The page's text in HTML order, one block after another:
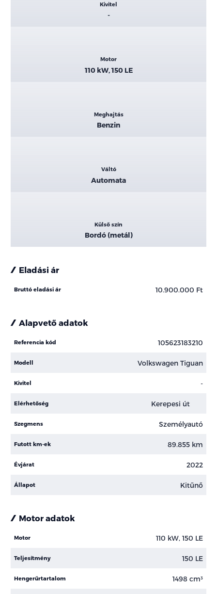
Kivitel
-
Motor
110 kW, 150 LE
Meghajtás
Benzin
Váltó
Automata
Külső szín
Bordó (metál)
Eladási ár
Bruttó eladási ár 10.900.000 Ft
Alapvető adatok
Referencia kód 105623183210
Modell Volkswagen Tiguan
Kivitel -
Elérhetőség Kerepesi út
Szegmens Személyautó
Futott km-ek 89.855 km
Évjárat 2022
Állapot Kitűnő
Motor adatok
Motor 110 kW, 150 LE
Teljesítmény 150 LE
Hengerűrtartalom 1498 cm³